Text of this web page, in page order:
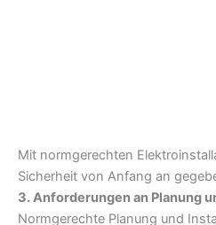
Mit normgerechten
Sicherheit von Anfang an
3. Anforderungen an Planung
Normgerechte Planung und